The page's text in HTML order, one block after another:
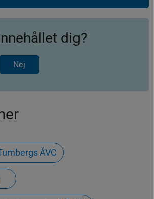
dig?
Nej
ÅVC